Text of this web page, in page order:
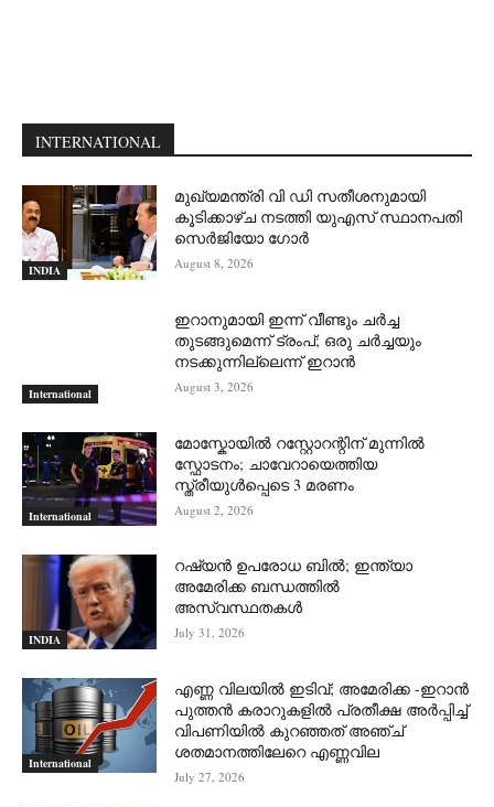
INTERNATIONAL
INDIA
മുഖ്യമന്ത്രി വി ഡി സതീശനുമായി
കൂടിക്കാഴ്ച നടത്തി യുഎസ് സ്ഥാനപതി
സെര്‍ജിയോ ഗോര്‍
August 8, 2026
International
ഇറാനുമായി ഇന്ന് വീണ്ടും ചര്‍ച്ച
തുടങ്ങുമെന്ന് ട്രംപ്; ഒരു ചര്‍ച്ചയും
നടക്കുന്നില്ലെന്ന് ഇറാന്‍
August 3, 2026
International
മോസ്കോയിൽ റസ്റ്റോറന്റിന് മുന്നിൽ
സ്ഫോടനം; ചാവേറായെത്തിയ
സ്ത്രീയുൾപ്പെടെ 3 മരണം
August 2, 2026
INDIA
റഷ്യന്‍ ഉപരോധ ബില്‍; ഇന്ത്യാ
അമേരിക്ക ബന്ധത്തില്‍
അസ്വസ്ഥതകള്‍
July 31, 2026
International
എണ്ണ വിലയില്‍ ഇടിവ്; അമേരിക്ക -ഇറാന്‍
പുത്തന്‍ കരാറുകളില്‍ പ്രതീക്ഷ അര്‍പ്പിച്ച്
വിപണിയില്‍ കുറഞ്ഞത് അഞ്ച്
ശതമാനത്തിലേറെ എണ്ണവില
July 27, 2026